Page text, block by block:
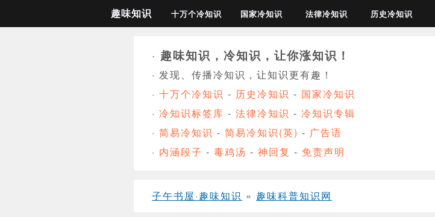
趣味知识 十万个冷知识 国家冷知识 法律冷知识 历史冷知识
· 趣味知识，冷知识，让你涨知识！
· 发现、传播冷知识，让知识更有趣！
· 十万个冷知识 - 历史冷知识 - 国家冷知识
· 冷知识标签库 - 法律冷知识 - 冷知识专辑
· 简易冷知识 - 简易冷知识(英) - 广告语
· 内涵段子 - 毒鸡汤 - 神回复 - 免责声明
子午书屋·趣味知识 » 趣味科普知识网